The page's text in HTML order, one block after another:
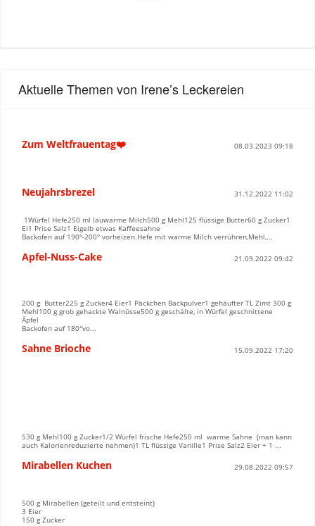
Aktuelle Themen von Irene’s Leckereien
Zum Weltfrauentag❤️ 08.03.2023 09:18
Neujahrsbrezel 31.12.2022 11:02
1Würfel Hefe250 ml lauwarme Milch500 g Mehl125 flüssige Butter60 g Zucker1
Ei1 Prise Salz1 Eigelb etwas Kaffeesahne
Backofen auf 190°-200° vorheizen.Hefe mit warme Milch verrühren,Mehl,...
Apfel-Nuss-Cake 21.09.2022 09:42
200 g Butter225 g Zucker4 Eier1 Päckchen Backpulver1 gehäufter TL Zimt 300 g
Mehl100 g grob gehackte Walnüsse500 g geschälte, in Würfel geschnittene
Äpfel
Backofen auf 180°vo...
Sahne Brioche 15.09.2022 17:20
530 g Mehl100 g Zucker1/2 Würfel frische Hefe250 ml warme Sahne (man kann
auch Kalorienreduzierte nehmen)1 TL flüssige Vanille1 Prise Salz2 Eier + 1 ...
Mirabellen Kuchen 29.08.2022 09:57
500 g Mirabellen (geteilt und entsteint)
3 Eier
150 g Zucker